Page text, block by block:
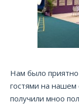
Нам было
гостями на нашем
получили мноо